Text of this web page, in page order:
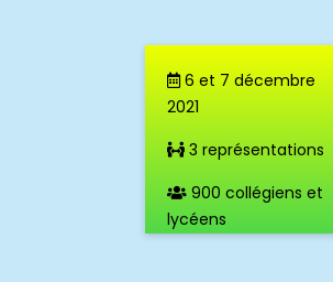
6 et 7 décembre
2021
3 représentations
900 collégiens et
lycéens